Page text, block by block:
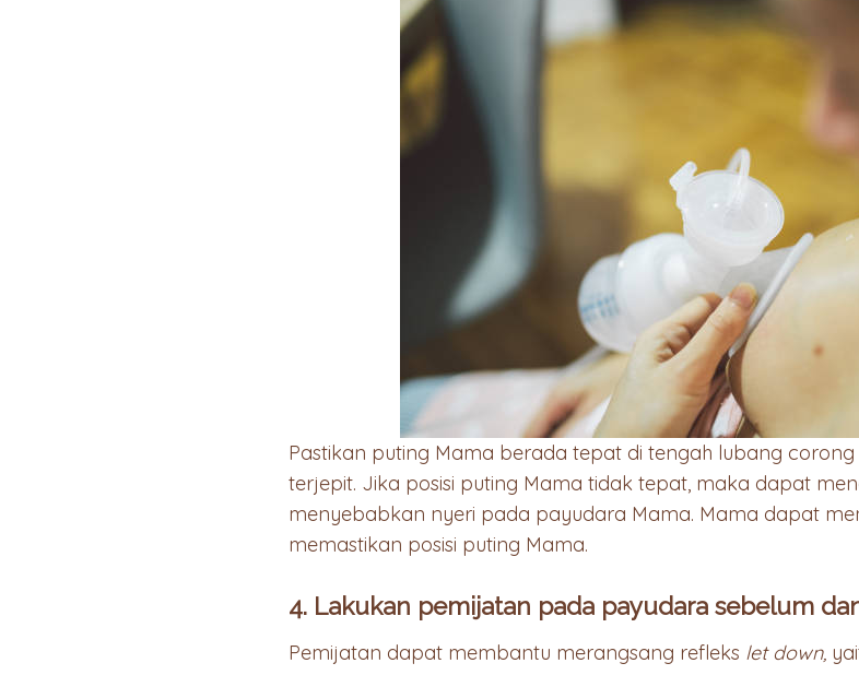
Pastikan puting Mama berada tepat di tengah lubang
terjepit. Jika posisi puting Mama tidak tepat, maka dapat
menyebabkan nyeri pada payudara Mama. Mama dapat
memastikan posisi puting Mama.
4. Lakukan pemijatan pada payudara sebelum
Pemijatan dapat membantu merangsang refleks let down,